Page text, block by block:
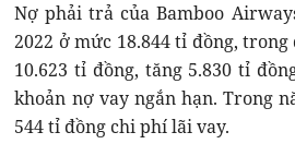
Nợ phải trả của Bamboo
2022 ở mức 18.844 tỉ đồng,
10.623 tỉ đồng, tăng 5.830 tỉ
khoản nợ vay ngắn hạn. Trong
544 tỉ đồng chi phí lãi vay.